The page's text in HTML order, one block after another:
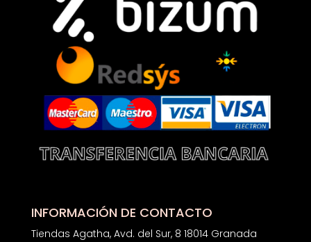
INFORMACIÓN DE CONTACTO
Tiendas Agatha, Avd. del Sur, 8 18014 Granada